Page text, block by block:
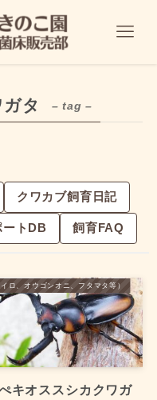
タ – tag –
クワカブ飼育日記
ートDB 飼育FAQ
ロ、オウゴンオニ、フタマタ等）
キオススシカクワガ